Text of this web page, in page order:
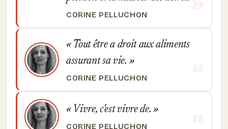
CORINE PELLUCHON
Tout être a droit aux aliments
assurant sa vie.
CORINE PELLUCHON
Vivre, c'est vivre de.
CORINE PELLUCHON